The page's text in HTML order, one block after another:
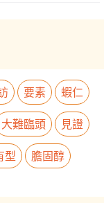
要素
蝦仁
大難臨頭
見證
型 膽固醇